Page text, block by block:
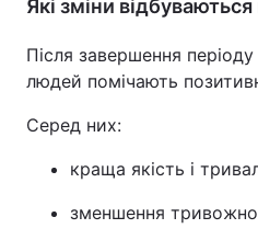
Які зміни відбуваються
Після завершення періоду
людей помічають
Серед них:
краща якість і
зменшення